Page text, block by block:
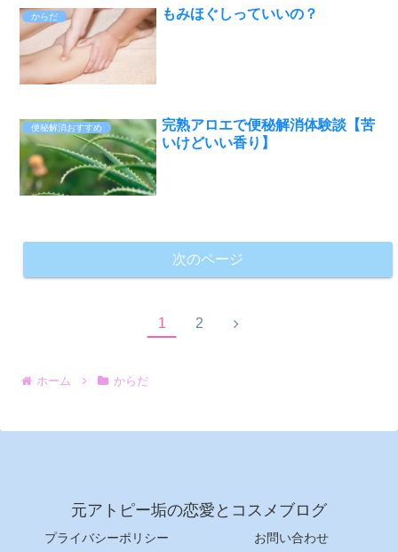
からだ もみほぐしっていいの？
便秘解消おすすめ
完熟アロエで便秘解消体験談【苦
いけどいい香り】
次のページ
1 2
次
ホーム からだ
元アトピー垢の恋愛とコスメブログ
プライバシーポリシー お問い合わせ